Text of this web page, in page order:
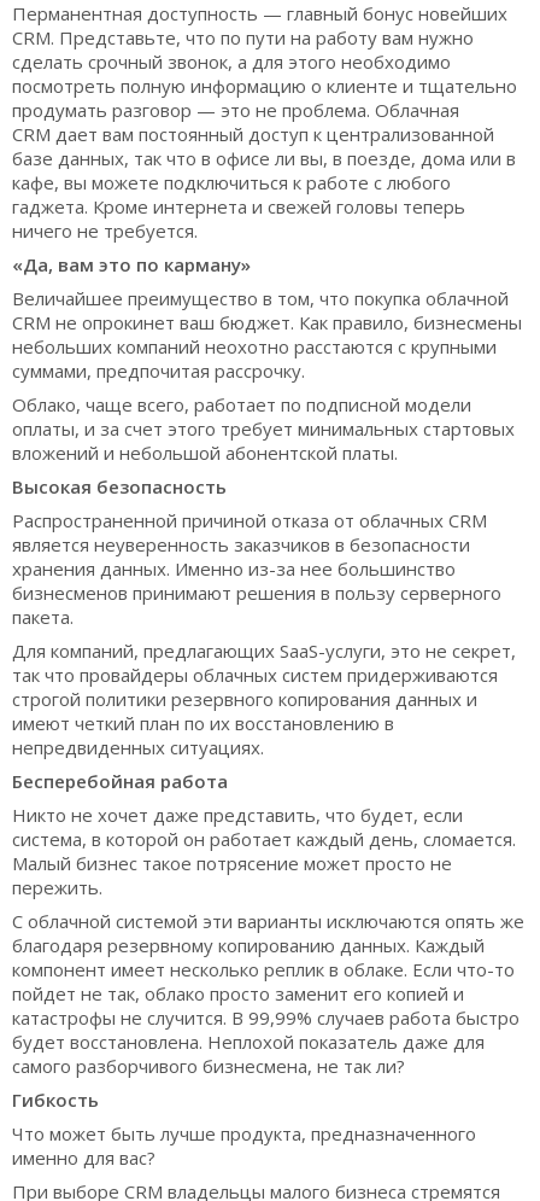
Перманентная доступность — главный бонус новейших
CRM. Представьте, что по пути на работу вам нужно
сделать срочный звонок, а для этого необходимо
посмотреть полную информацию о клиенте и тщательно
продумать разговор — это не проблема. Облачная
CRM дает вам постоянный доступ к централизованной
базе данных, так что в офисе ли вы, в поезде, дома или в
кафе, вы можете подключиться к работе с любого
гаджета. Кроме интернета и свежей головы теперь
ничего не требуется.
«Да, вам это по карману»
Величайшее преимущество в том, что покупка облачной
CRM не опрокинет ваш бюджет. Как правило, бизнесмены
небольших компаний неохотно расстаются с крупными
суммами, предпочитая рассрочку.
Облако, чаще всего, работает по подписной модели
оплаты, и за счет этого требует минимальных стартовых
вложений и небольшой абонентской платы.
Высокая безопасность
Распространенной причиной отказа от облачных CRM
является неуверенность заказчиков в безопасности
хранения данных. Именно из-за нее большинство
бизнесменов принимают решения в пользу серверного
пакета.
Для компаний, предлагающих SaaS-услуги, это не секрет,
так что провайдеры облачных систем придерживаются
строгой политики резервного копирования данных и
имеют четкий план по их восстановлению в
непредвиденных ситуациях.
Бесперебойная работа
Никто не хочет даже представить, что будет, если
система, в которой он работает каждый день, сломается.
Малый бизнес такое потрясение может просто не
пережить.
С облачной системой эти варианты исключаются опять же
благодаря резервному копированию данных. Каждый
компонент имеет несколько реплик в облаке. Если что-то
пойдет не так, облако просто заменит его копией и
катастрофы не случится. В 99,99% случаев работа быстро
будет восстановлена. Неплохой показатель даже для
самого разборчивого бизнесмена, не так ли?
Гибкость
Что может быть лучше продукта, предназначенного
именно для вас?
При выборе CRM владельцы малого бизнеса стремятся